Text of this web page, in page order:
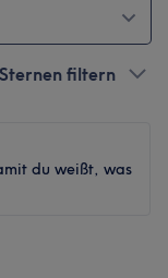
filtern
du weißt, was